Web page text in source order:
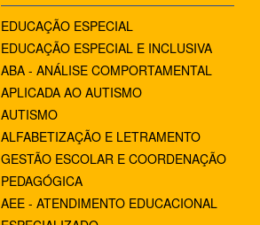
EDUCAÇÃO ESPECIAL
EDUCAÇÃO ESPECIAL E INCLUSIVA
ABA - ANÁLISE COMPORTAMENTAL
APLICADA AO AUTISMO
AUTISMO
ALFABETIZAÇÃO E LETRAMENTO
GESTÃO ESCOLAR E COORDENAÇÃO
PEDAGÓGICA
AEE - ATENDIMENTO EDUCACIONAL